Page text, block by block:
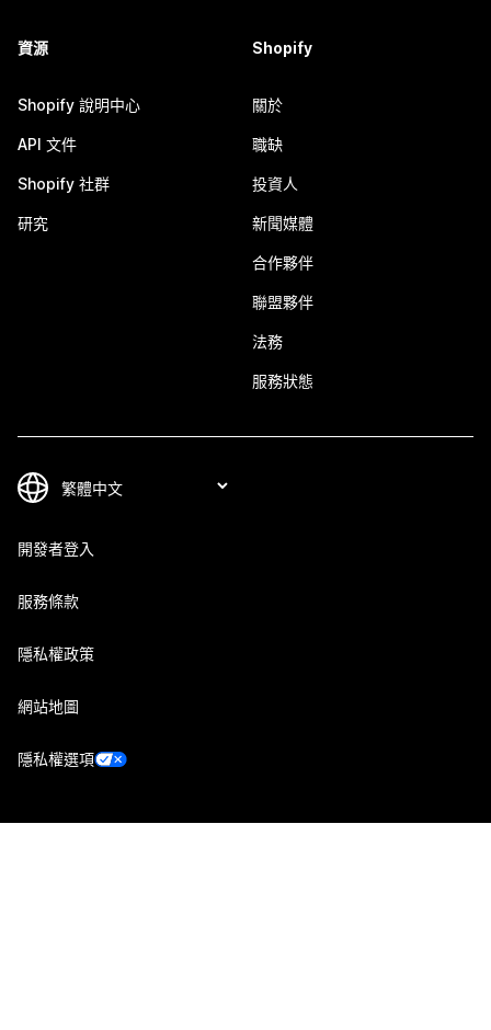
資源
Shopify 說明中心
API 文件
Shopify 社群
研究
Shopify
關於
職缺
投資人
新聞媒體
合作夥伴
聯盟夥伴
法務
服務狀態
開發者登入
服務條款
隱私權政策
網站地圖
隱私權選項